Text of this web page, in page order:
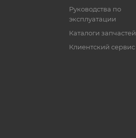
Руководства по
эксплуатации
Каталоги запчастей
Клиентский сервис